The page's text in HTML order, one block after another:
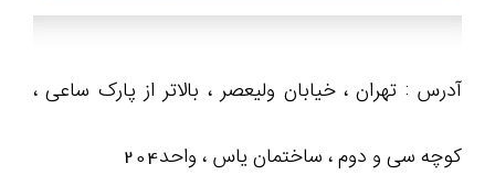
آدرس : تهران ، خیابان ولیعصر ، بالاتر از پارک ساعی ،
کوچه سی و دوم ، ساختمان یاس ، واحد204